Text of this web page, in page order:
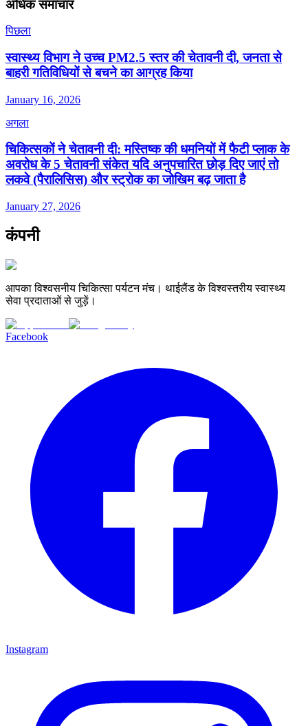
अधिक समाचार
पिछला
स्वास्थ्य विभाग ने उच्च PM2.5 स्तर की चेतावनी दी, जनता से
बाहरी गतिविधियों से बचने का आग्रह किया
January 16, 2026
अगला
चिकित्सकों ने चेतावनी दी: मस्तिष्क की धमनियों में फैटी प्लाक के
अवरोध के 5 चेतावनी संकेत यदि अनुपचारित छोड़ दिए जाएं तो
लकवे (पैरालिसिस) और स्ट्रोक का जोखिम बढ़ जाता है
January 27, 2026
कंपनी
आपका विश्वसनीय चिकित्सा पर्यटन मंच। थाईलैंड के विश्वस्तरीय स्वास्थ्य
सेवा प्रदाताओं से जुड़ें।
Facebook
Instagram